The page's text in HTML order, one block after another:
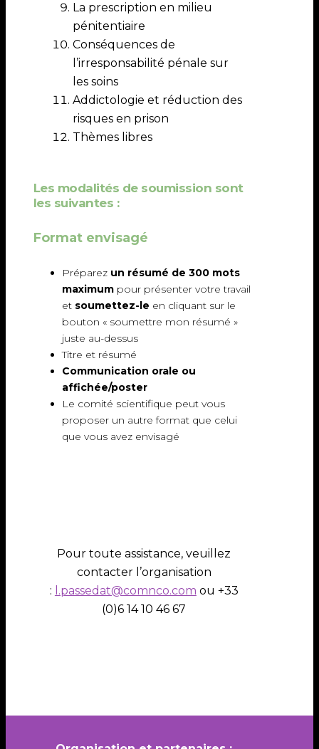
La prescription en milieu
pénitentiaire
Conséquences de
l’irresponsabilité pénale sur
les soins
Addictologie et réduction des
risques en prison
Thèmes libres
Les modalités de soumission sont
les suivantes :
Format envisagé
Préparez un résumé de 300 mots
maximumpour présenter votre travail
et soumettez-le en cliquant sur le
bouton « soumettre mon résumé »
juste au-dessus
Titre et résumé
Communication orale ou
affichée/poster
Le comité scientifique peut vous
proposer un autre format que celui
que vous avez envisagé
Pour toute assistance, veuillez
contacter l’organisation
: l.passedat@comnco.com ou +33
(0)6 14 10 46 67